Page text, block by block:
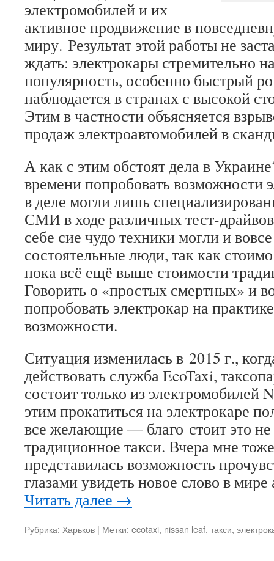
электромобилей и их
активное продвижение в
миру. Результат этой работы не
ждать: электрокары стремительно
популярность, особенно быстрый
наблюдается в странах с высокой
Этим в частности объясняется
продаж электроавтомобилей в
А как с этим обстоят дела в
времени попробовать возможности
в деле могли лишь
СМИ в ходе различных тест-
себе сие чудо техники могли и
состоятельные люди, так как
пока всё ещё выше стоимости
Говорить о «простых смертных» и
попробовать электрокар на
возможности.
Ситуация изменилась в 2015 г.,
действовать служба EcoTaxi,
состоит только из электромобилей
этим прокатиться на электрокаре
все желающие — благо стоит это
традиционное такси. Вчера мне
представилась возможность
глазами увидеть новое слово в
Читать далее →
Рубрика: Харьков | Метки: ecotaxi, nissan leaf, такси,